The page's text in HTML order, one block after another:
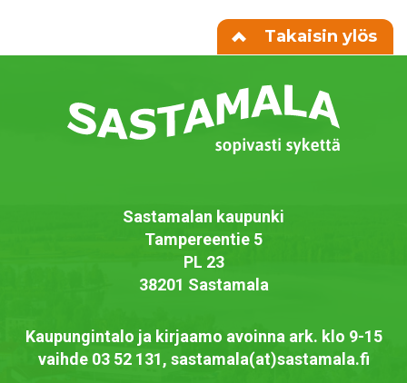
Takaisin ylös
Sastamalan kaupunki
Tampereentie 5
PL 23
38201 Sastamala
Kaupungintalo ja kirjaamo avoinna ark. klo 9-15
vaihde 03 52 131, sastamala(at)sastamala.fi